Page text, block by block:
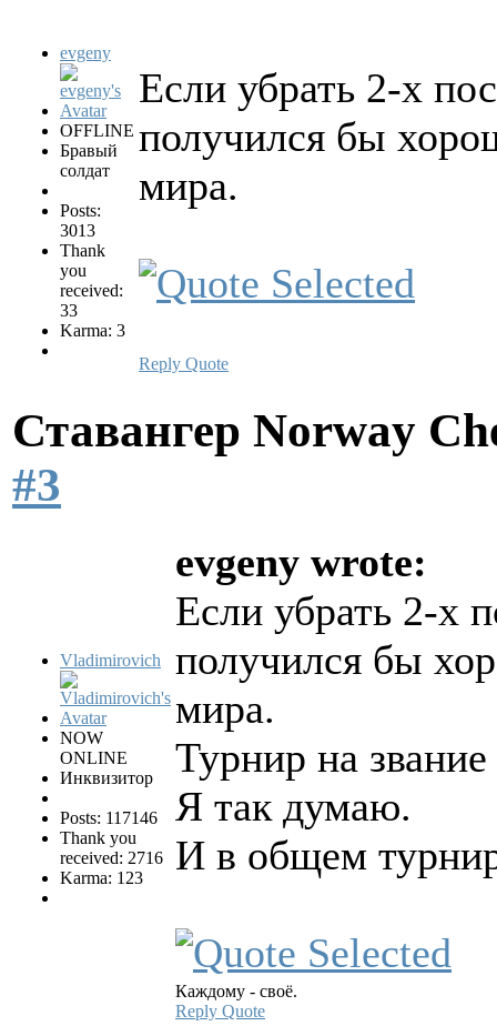
evgeny
OFFLINE
Бравый
солдат
Posts:
3013
Thank
you
received:
33
Karma: 3
Если убрать 2-х
получился бы
мира.
Reply Quote
Ставангер Norway
#3
Vladimirovich
NOW
ONLINE
Инквизитор
Posts: 117146
Thank you
received: 2716
Karma: 123
evgeny wrote:
Если убрать 2-х
получился бы
мира.
Турнир на
Я так думаю.
И в общем турнир
Каждому - своё.
Reply Quote